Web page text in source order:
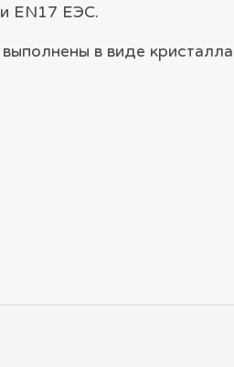
EN17 ЕЭС.
в виде